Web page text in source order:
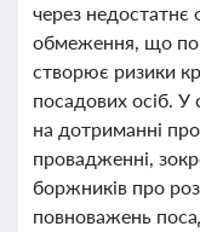
через недостатнє
обмеження, що
створює ризики
посадових осіб. У
на дотриманні
провадженні,
боржників про
повноважень